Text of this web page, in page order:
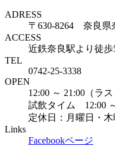
ADRESS
〒630-8264 奈良県
ACCESS
近鉄奈良駅より徒歩
TEL
0742-25-3338
OPEN
12:00 ～ 21:00（ラ
試飲タイム 12:00
定休日：月曜日・木
Links
Facebookページ